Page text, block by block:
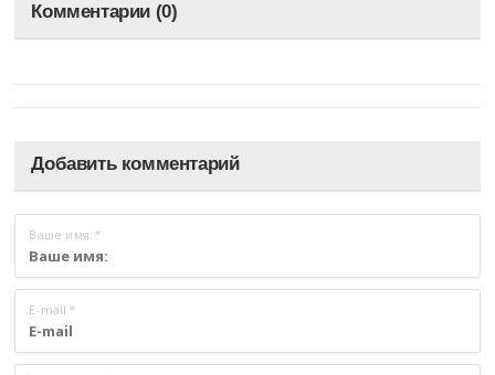
Комментарии (0)
Добавить комментарий
Ваше имя: *
E-mail *